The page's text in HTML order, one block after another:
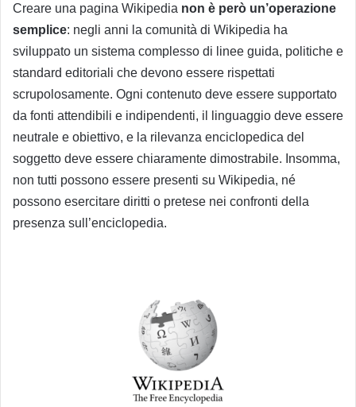
Creare una pagina Wikipedia non è però un’operazione
semplice: negli anni la comunità di Wikipedia ha
sviluppato un sistema complesso di linee guida, politiche e
standard editoriali che devono essere rispettati
scrupolosamente. Ogni contenuto deve essere supportato
da fonti attendibili e indipendenti, il linguaggio deve essere
neutrale e obiettivo, e la rilevanza enciclopedica del
soggetto deve essere chiaramente dimostrabile. Insomma,
non tutti possono essere presenti su Wikipedia, né
possono esercitare diritti o pretese nei confronti della
presenza sull’enciclopedia.